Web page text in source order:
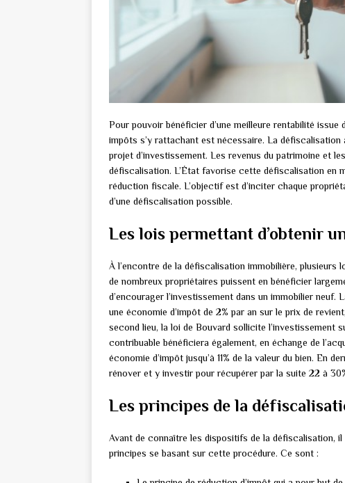
Pour pouvoir bénéficier d’une meilleure rentabilité
impôts s’y rattachant est nécessaire. La
projet d’investissement. Les revenus du patrimoine et
défiscalisation. L’État favorise cette défiscalisation en
réduction fiscale. L’objectif est d’inciter chaque
d’une défiscalisation possible.
Les lois permettant d’obtenir
À l’encontre de la défiscalisation immobilière,
de nombreux propriétaires puissent en bénéficier
d’encourager l’investissement dans un immobilier
une économie d’impôt de 2% par an sur le prix de
second lieu, la loi de Bouvard sollicite l’investissement
contribuable bénéficiera également, en échange de
économie d’impôt jusqu’à 11% de la valeur du bien. En
rénover et y investir pour récupérer par la suite 22 à
Les principes de la
Avant de connaître les dispositifs de la défiscalisation,
principes se basant sur cette procédure. Ce sont :